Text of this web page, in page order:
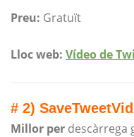
Preu: Gratuït
Lloc web: Vídeo de
# 2) SaveTweetVid
Millor per descàrrega